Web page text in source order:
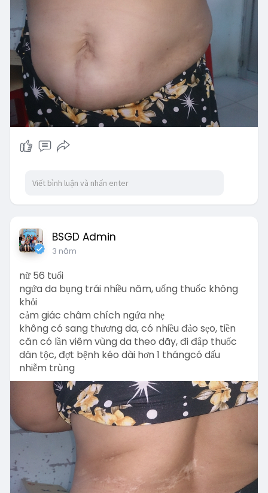
BSGD Admin
3 năm
nữ 56 tuổi
ngứa da bụng trái nhiều năm, uống thuốc không
khỏi
cảm giác châm chích ngứa nhẹ
không có sang thương da, có nhiều đảo sẹo, tiền
căn có lần viêm vùng da theo dãy, đi đắp thuốc
dân tộc, đợt bệnh kéo dài hơn 1 thángcó dấu
nhiễm trùng